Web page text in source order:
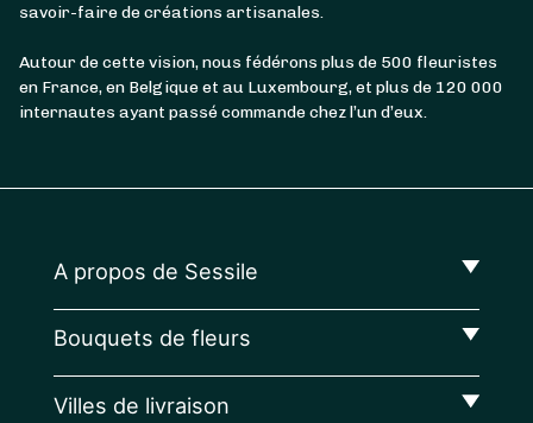
savoir-faire de créations artisanales.
Autour de cette vision, nous fédérons plus de 500 fleuristes
en France, en Belgique et au Luxembourg, et plus de 120 000
internautes ayant passé commande chez l’un d’eux.
A propos de Sessile
Bouquets de fleurs
Villes de livraison